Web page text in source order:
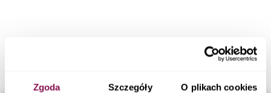
Zgoda Szczegóły O plikach cookies
Catering dietetyczny
Grójec